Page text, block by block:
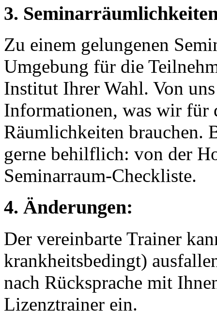
3.
Zu einem gelungenen
Umgebung für die
Institut Ihrer Wahl. Von
Informationen, was wir für
Räumlichkeiten brauchen.
gerne behilflich: von der
Seminarraum-Checkliste.
4. Änderungen:
Der vereinbarte Trainer
krankheitsbedingt)
nach Rücksprache mit
Lizenztrainer ein.